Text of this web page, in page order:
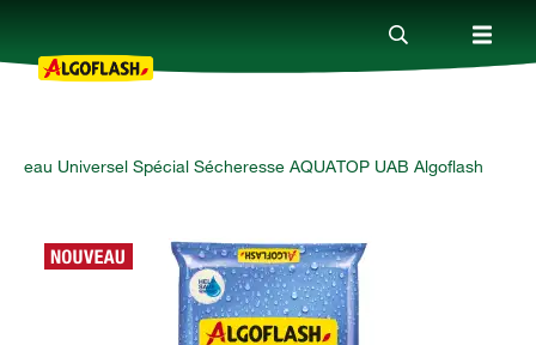
Nos produits
Conseils
Universel Spécial Sécheresse AQUATOP UAB Algoflash